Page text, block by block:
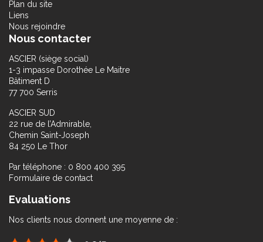
Plan du site
Liens
Nous rejoindre
Nous contacter
ASCIER (siège social)
1-3 impasse Dorothée Le Maitre
Bâtiment D
77 700 Serris
ASCIER SUD
22 rue de l’Admirable,
Chemin Saint-Joseph
84 250 Le Thor
Par téléphone : 0 800 400 395
Formulaire de contact
Evaluations
Nos clients nous donnent une moyenne de :